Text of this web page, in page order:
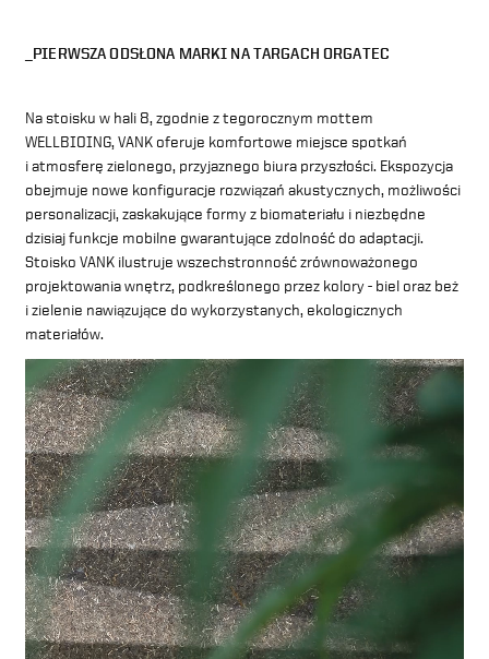
_PIERWSZA ODSŁONA MARKI NA TARGACH ORGATEC
Na stoisku w hali 8, zgodnie z tegorocznym mottem
WELLBIOING, VANK oferuje komfortowe miejsce spotkań
i atmosferę zielonego, przyjaznego biura przyszłości. Ekspozycja
obejmuje nowe konfiguracje rozwiązań akustycznych, możliwości
personalizacji, zaskakujące formy z biomateriału i niezbędne
dzisiaj funkcje mobilne gwarantujące zdolność do adaptacji.
Stoisko VANK ilustruje wszechstronność zrównoważonego
projektowania wnętrz, podkreślonego przez kolory - biel oraz beż
i zielenie nawiązujące do wykorzystanych, ekologicznych
materiałów.